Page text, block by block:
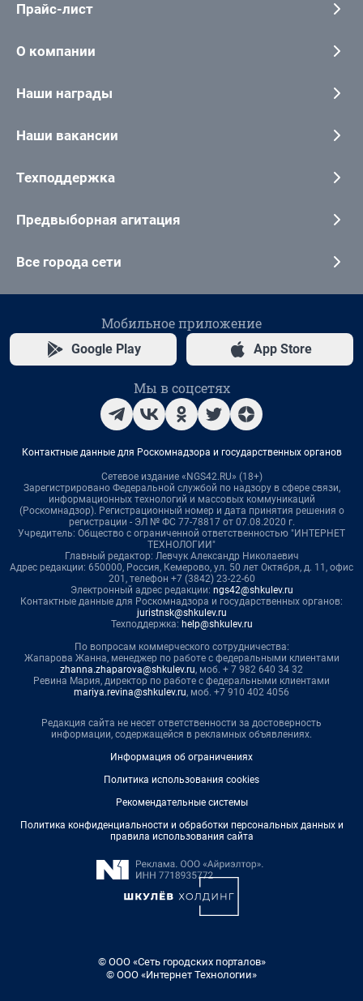
Прайс-лист
О компании
Наши награды
Наши вакансии
Техподдержка
Предвыборная агитация
Все города сети
Мобильное приложение
Google Play App Store
Мы в соцсетях
Контактные данные для Роскомнадзора и государственных органов
Сетевое издание «NGS42.RU» (18+)
Зарегистрировано Федеральной службой по надзору в сфере связи,
информационных технологий и массовых коммуникаций
(Роскомнадзор). Регистрационный номер и дата принятия решения о
регистрации - ЭЛ № ФС 77-78817 от 07.08.2020 г.
Учредитель: Общество с ограниченной ответственностью "ИНТЕРНЕТ
ТЕХНОЛОГИИ"
Главный редактор: Левчук Александр Николаевич
Адрес редакции: 650000, Россия, Кемерово, ул. 50 лет Октября, д. 11, офис
201, телефон +7 (3842) 23-22-60
Электронный адрес редакции: ngs42@shkulev.ru
Контактные данные для Роскомнадзора и государственных органов:
juristnsk@shkulev.ru
Техподдержка: help@shkulev.ru
По вопросам коммерческого сотрудничества:
Жапарова Жанна, менеджер по работе с федеральными клиентами
zhanna.zhaparova@shkulev.ru, моб. + 7 982 640 34 32
Ревина Мария, директор по работе с федеральными клиентами
mariya.revina@shkulev.ru, моб. +7 910 402 4056
Редакция сайта не несет ответственности за достоверность
информации, содержащейся в рекламных объявлениях.
Информация об ограничениях
Политика использования cookies
Рекомендательные системы
Политика конфиденциальности и обработки персональных данных и
правила использования сайта
© ООО «Сеть городских порталов»
© ООО «Интернет Технологии»